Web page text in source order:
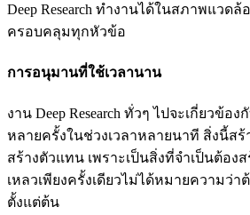
Deep Research ทำงานได้ในสภาพแวด
ครอบคลุมทุกหัวข้อ
การอนุมานที่ใช้เวลานาน
งาน Deep Research ทั่วๆ ไปจะเกี่ยวข้อ
หลายครั้งในช่วงเวลาหลายนาที สิ่งนี้ส
สร้างตัวแทน เพราะเป็นสิ่งที่จำเป็นต้อง
เหลวเพียงครั้งเดียวไม่ได้หมายความว่า
ตั้งแต่ต้น